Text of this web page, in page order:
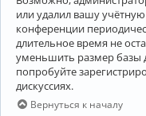
или удалил вашу
конференции
длительное время не
уменьшить размер базы
попробуйте
дискуссиях.
Вернуться к началу